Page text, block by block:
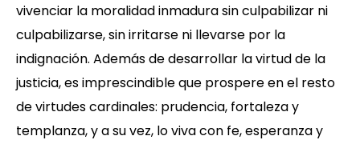
vivenciar la moralidad inmadura sin culpabilizar ni
culpabilizarse, sin irritarse ni llevarse por la
indignación. Además de desarrollar la virtud de la
justicia, es imprescindible que prospere en el resto
de virtudes cardinales: prudencia, fortaleza y
templanza, y a su vez, lo viva con fe, esperanza y